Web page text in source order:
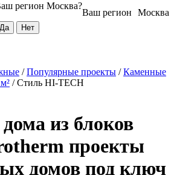
Москва
Ваш регион
регион Москва?
/Популярные проекты /Каменные
/Стиль HI-TECH
из блоков
проекты
домов под ключ